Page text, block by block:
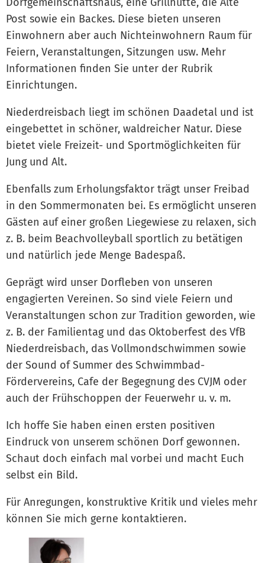
Post sowie ein Backes. Diese bieten unseren
Einwohnern aber auch Nichteinwohnern Raum für
Feiern, Veranstaltungen, Sitzungen usw. Mehr
Informationen finden Sie unter der Rubrik
Einrichtungen.
Niederdreisbach liegt im schönen Daadetal und ist
eingebettet in schöner, waldreicher Natur. Diese
bietet viele Freizeit- und Sportmöglichkeiten für
Jung und Alt.
Ebenfalls zum Erholungsfaktor trägt unser Freibad
in den Sommermonaten bei. Es ermöglicht unseren
Gästen auf einer großen Liegewiese zu relaxen, sich
z. B. beim Beachvolleyball sportlich zu betätigen
und natürlich jede Menge Badespaß.
Geprägt wird unser Dorfleben von unseren
engagierten Vereinen. So sind viele Feiern und
Veranstaltungen schon zur Tradition geworden, wie
z. B. der Familientag und das Oktoberfest des VfB
Niederdreisbach, das Vollmondschwimmen sowie
der Sound of Summer des Schwimmbad-
Fördervereins, Cafe der Begegnung des CVJM oder
auch der Frühschoppen der Feuerwehr u. v. m.
Ich hoffe Sie haben einen ersten positiven
Eindruck von unserem schönen Dorf gewonnen.
Schaut doch einfach mal vorbei und macht Euch
selbst ein Bild.
Für Anregungen, konstruktive Kritik und vieles mehr
können Sie mich gerne kontaktieren.